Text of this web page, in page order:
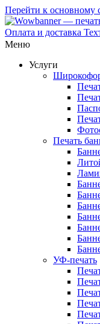
Перейти к основному
Оплата и доставка
Меню
Услуги
Печать
УФ-печать